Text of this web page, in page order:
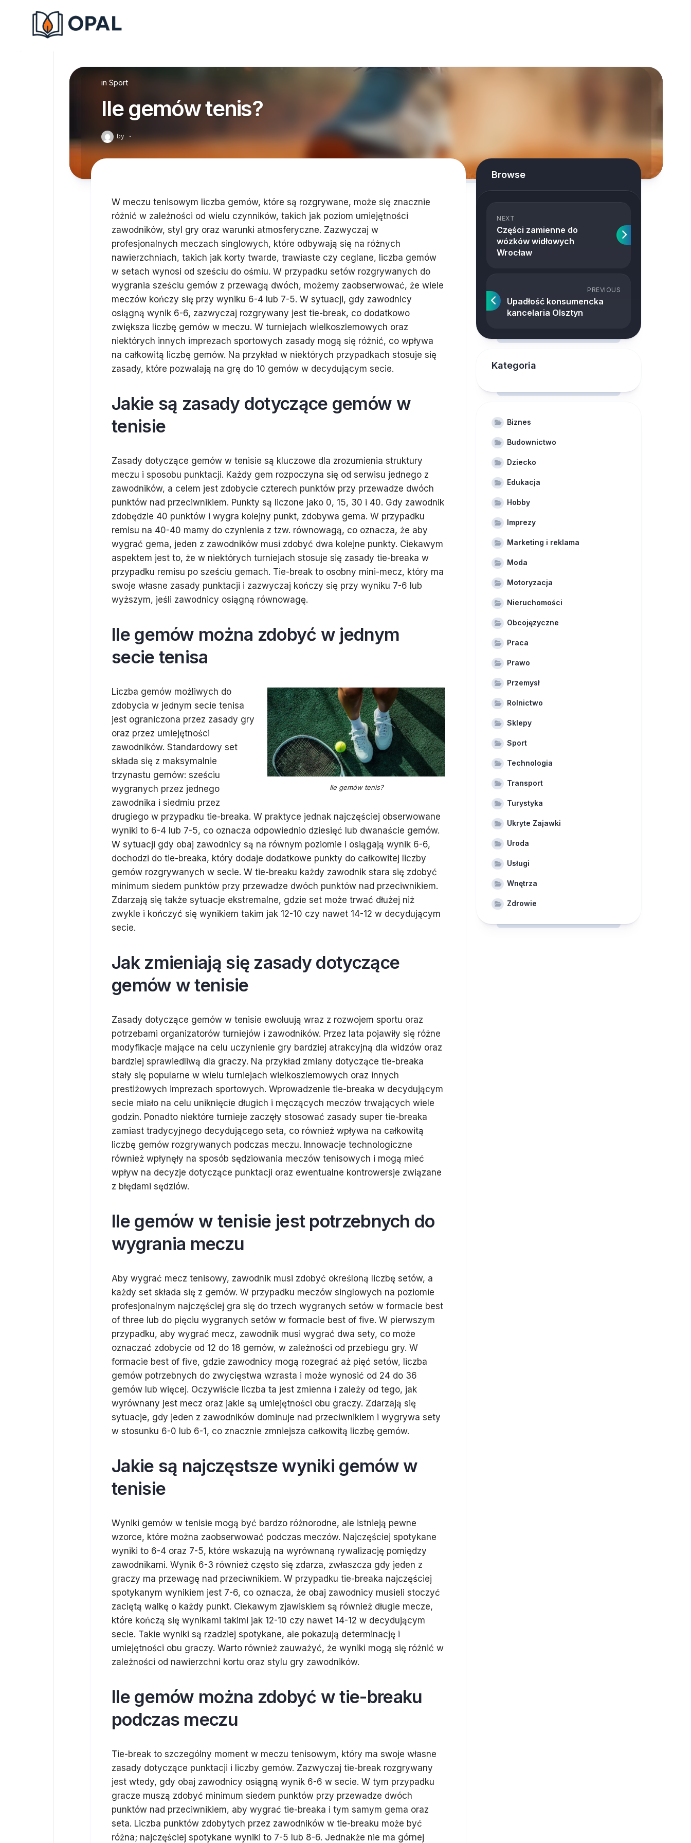
in Sport
Ile gemów tenis?
by ·
W meczu tenisowym liczba gemów, które są rozgrywane, może się znacznie
różnić w zależności od wielu czynników, takich jak poziom umiejętności
zawodników, styl gry oraz warunki atmosferyczne. Zazwyczaj w
profesjonalnych meczach singlowych, które odbywają się na różnych
nawierzchniach, takich jak korty twarde, trawiaste czy ceglane, liczba gemów
w setach wynosi od sześciu do ośmiu. W przypadku setów rozgrywanych do
wygrania sześciu gemów z przewagą dwóch, możemy zaobserwować, że wiele
meczów kończy się przy wyniku 6-4 lub 7-5. W sytuacji, gdy zawodnicy
osiągną wynik 6-6, zazwyczaj rozgrywany jest tie-break, co dodatkowo
zwiększa liczbę gemów w meczu. W turniejach wielkoszlemowych oraz
niektórych innych imprezach sportowych zasady mogą się różnić, co wpływa
na całkowitą liczbę gemów. Na przykład w niektórych przypadkach stosuje się
zasady, które pozwalają na grę do 10 gemów w decydującym secie.
Jakie są zasady dotyczące gemów w
tenisie
Zasady dotyczące gemów w tenisie są kluczowe dla zrozumienia struktury
meczu i sposobu punktacji. Każdy gem rozpoczyna się od serwisu jednego z
zawodników, a celem jest zdobycie czterech punktów przy przewadze dwóch
punktów nad przeciwnikiem. Punkty są liczone jako 0, 15, 30 i 40. Gdy zawodnik
zdobędzie 40 punktów i wygra kolejny punkt, zdobywa gema. W przypadku
remisu na 40-40 mamy do czynienia z tzw. równowagą, co oznacza, że aby
wygrać gema, jeden z zawodników musi zdobyć dwa kolejne punkty. Ciekawym
aspektem jest to, że w niektórych turniejach stosuje się zasady tie-breaka w
przypadku remisu po sześciu gemach. Tie-break to osobny mini-mecz, który ma
swoje własne zasady punktacji i zazwyczaj kończy się przy wyniku 7-6 lub
wyższym, jeśli zawodnicy osiągną równowagę.
Ile gemów można zdobyć w jednym
secie tenisa
Ile gemów tenis?
Liczba gemów możliwych do
zdobycia w jednym secie tenisa
jest ograniczona przez zasady gry
oraz przez umiejętności
zawodników. Standardowy set
składa się z maksymalnie
trzynastu gemów: sześciu
wygranych przez jednego
zawodnika i siedmiu przez
drugiego w przypadku tie-breaka. W praktyce jednak najczęściej obserwowane
wyniki to 6-4 lub 7-5, co oznacza odpowiednio dziesięć lub dwanaście gemów.
W sytuacji gdy obaj zawodnicy są na równym poziomie i osiągają wynik 6-6,
dochodzi do tie-breaka, który dodaje dodatkowe punkty do całkowitej liczby
gemów rozgrywanych w secie. W tie-breaku każdy zawodnik stara się zdobyć
minimum siedem punktów przy przewadze dwóch punktów nad przeciwnikiem.
Zdarzają się także sytuacje ekstremalne, gdzie set może trwać dłużej niż
zwykle i kończyć się wynikiem takim jak 12-10 czy nawet 14-12 w decydującym
secie.
Jak zmieniają się zasady dotyczące
gemów w tenisie
Zasady dotyczące gemów w tenisie ewoluują wraz z rozwojem sportu oraz
potrzebami organizatorów turniejów i zawodników. Przez lata pojawiły się różne
modyfikacje mające na celu uczynienie gry bardziej atrakcyjną dla widzów oraz
bardziej sprawiedliwą dla graczy. Na przykład zmiany dotyczące tie-breaka
stały się popularne w wielu turniejach wielkoszlemowych oraz innych
prestiżowych imprezach sportowych. Wprowadzenie tie-breaka w decydującym
secie miało na celu uniknięcie długich i męczących meczów trwających wiele
godzin. Ponadto niektóre turnieje zaczęły stosować zasady super tie-breaka
zamiast tradycyjnego decydującego seta, co również wpływa na całkowitą
liczbę gemów rozgrywanych podczas meczu. Innowacje technologiczne
również wpłynęły na sposób sędziowania meczów tenisowych i mogą mieć
wpływ na decyzje dotyczące punktacji oraz ewentualne kontrowersje związane
z błędami sędziów.
Ile gemów w tenisie jest potrzebnych do
wygrania meczu
Aby wygrać mecz tenisowy, zawodnik musi zdobyć określoną liczbę setów, a
każdy set składa się z gemów. W przypadku meczów singlowych na poziomie
profesjonalnym najczęściej gra się do trzech wygranych setów w formacie best
of three lub do pięciu wygranych setów w formacie best of five. W pierwszym
przypadku, aby wygrać mecz, zawodnik musi wygrać dwa sety, co może
oznaczać zdobycie od 12 do 18 gemów, w zależności od przebiegu gry. W
formacie best of five, gdzie zawodnicy mogą rozegrać aż pięć setów, liczba
gemów potrzebnych do zwycięstwa wzrasta i może wynosić od 24 do 36
gemów lub więcej. Oczywiście liczba ta jest zmienna i zależy od tego, jak
wyrównany jest mecz oraz jakie są umiejętności obu graczy. Zdarzają się
sytuacje, gdy jeden z zawodników dominuje nad przeciwnikiem i wygrywa sety
w stosunku 6-0 lub 6-1, co znacznie zmniejsza całkowitą liczbę gemów.
Jakie są najczęstsze wyniki gemów w
tenisie
Wyniki gemów w tenisie mogą być bardzo różnorodne, ale istnieją pewne
wzorce, które można zaobserwować podczas meczów. Najczęściej spotykane
wyniki to 6-4 oraz 7-5, które wskazują na wyrównaną rywalizację pomiędzy
zawodnikami. Wynik 6-3 również często się zdarza, zwłaszcza gdy jeden z
graczy ma przewagę nad przeciwnikiem. W przypadku tie-breaka najczęściej
spotykanym wynikiem jest 7-6, co oznacza, że obaj zawodnicy musieli stoczyć
zaciętą walkę o każdy punkt. Ciekawym zjawiskiem są również długie mecze,
które kończą się wynikami takimi jak 12-10 czy nawet 14-12 w decydującym
secie. Takie wyniki są rzadziej spotykane, ale pokazują determinację i
umiejętności obu graczy. Warto również zauważyć, że wyniki mogą się różnić w
zależności od nawierzchni kortu oraz stylu gry zawodników.
Ile gemów można zdobyć w tie-breaku
podczas meczu
Tie-break to szczególny moment w meczu tenisowym, który ma swoje własne
zasady dotyczące punktacji i liczby gemów. Zazwyczaj tie-break rozgrywany
jest wtedy, gdy obaj zawodnicy osiągną wynik 6-6 w secie. W tym przypadku
gracze muszą zdobyć minimum siedem punktów przy przewadze dwóch
punktów nad przeciwnikiem, aby wygrać tie-breaka i tym samym gema oraz
seta. Liczba punktów zdobytych przez zawodników w tie-breaku może być
różna; najczęściej spotykane wyniki to 7-5 lub 8-6. Jednakże nie ma górnej
Browse
NEXT
Części zamienne do
wózków widłowych
Wrocław
PREVIOUS
Upadłość konsumencka
kancelaria Olsztyn
Kategoria
Biznes
Budownictwo
Dziecko
Edukacja
Hobby
Imprezy
Marketing i reklama
Moda
Motoryzacja
Nieruchomości
Obcojęzyczne
Praca
Prawo
Przemysł
Rolnictwo
Sklepy
Sport
Technologia
Transport
Turystyka
Ukryte Zajawki
Uroda
Usługi
Wnętrza
Zdrowie